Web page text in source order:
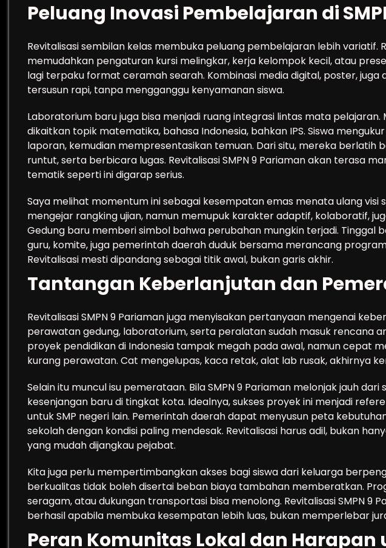
Peluang Inovasi Pembelajaran di
Revitalisasi sembilan kelas membuka peluang pembelajaran lebih variatif.
memudahkan pengaturan kursi melingkar, kerja kelompok kecil, atau
lagi terpaku format ceramah searah. Kombinasi media digital, poster, juga
tersusun rapi, tanpa mengganggu kenyamanan siswa.
Laboratorium baru juga bisa menjadi ruang integrasi lintas mata pelajaran.
dikaitkan topik matematika, bahasa Indonesia, bahkan IPS. Siswa
laporan, kemudian mempresentasikan temuan. Dari situ, mereka berlatih
runtut, serta berbicara lugas. Revitalisasi SMPN 9 Pariaman akan terasa
tematik seperti ini digarap serius.
Saya melihat momentum ini sebagai kesempatan emas menata ulang visi
mengejar rangking ujian, namun memupuk karakter adaptif, kolaboratif,
Gedung baru memberi simbol bahwa perubahan mungkin terjadi. Tinggal
guru, komite, juga pemerintah daerah duduk bersama merancang
Revitalisasi mesti dipandang sebagai titik awal, bukan garis akhir.
Tantangan Keberlanjutan dan
Revitalisasi SMPN 9 Pariaman juga menyisakan pertanyaan mengenai
perawatan gedung, laboratorium, serta peralatan sudah masuk rencana
proyek pendidikan di Indonesia tampak megah pada awal, namun cepat
kurang perawatan. Cat mengelupas, kaca retak, alat lab rusak, akhirnya
Selain itu muncul isu pemerataan. Bila SMPN 9 Pariaman melonjak jauh dari
kesenjangan baru di tingkat kota. Idealnya, sukses proyek ini menjadi
untuk SMP negeri lain. Pemerintah daerah dapat menyusun peta
sekolah dengan kondisi paling mendesak. Revitalisasi harus adil, bukan
yang mudah dijangkau pejabat.
Kita juga perlu mempertimbangkan akses bagi siswa dari keluarga
berkualitas tidak boleh disertai beban biaya tambahan memberatkan.
seragam, atau dukungan transportasi bisa menolong. Revitalisasi SMPN 9
berhasil apabila membuka kesempatan lebih luas, bukan memperlebar
Peran Komunitas Lokal dan Harapan